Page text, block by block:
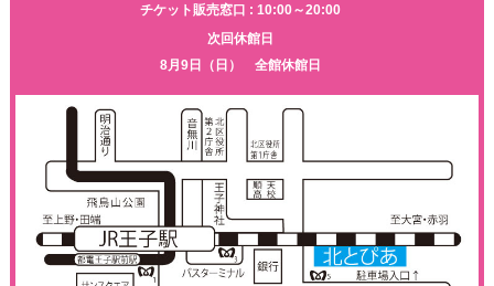
チケット販売窓口 : 10:00～20:00
次回休館日
8月9日（日） 全館休館日